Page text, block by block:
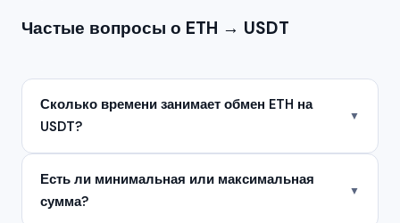
Частые вопросы о ETH → USDT
Сколько времени занимает обмен ETH на
USDT?
▼
Есть ли минимальная или максимальная
сумма?
▼